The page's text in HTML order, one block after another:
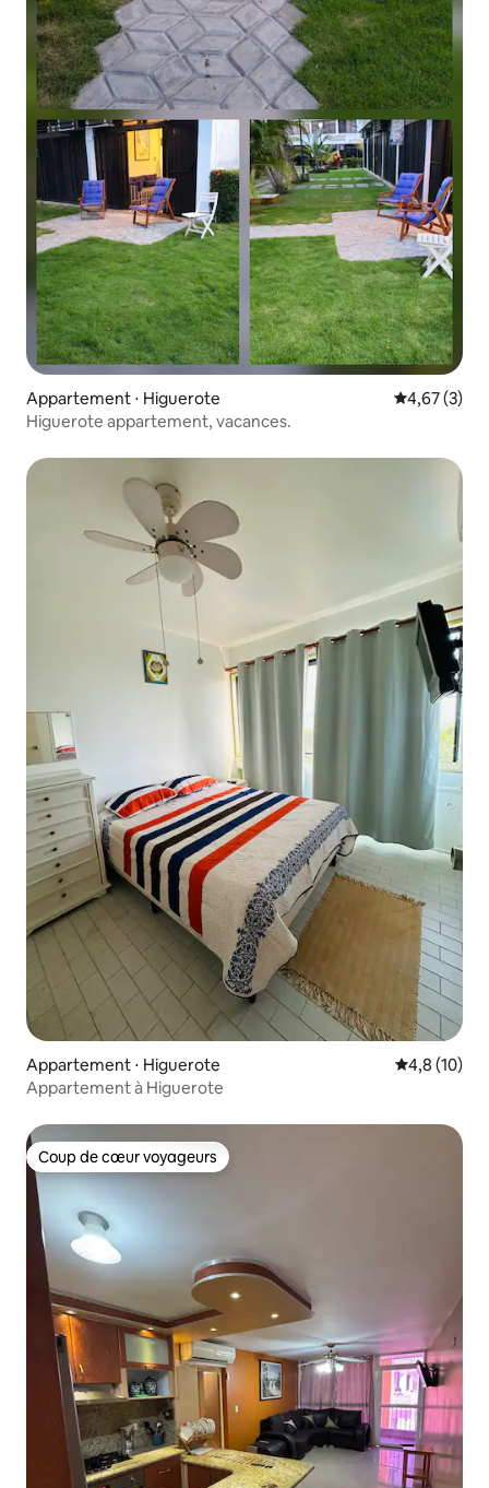
Appartement ⋅ Higuerote Évaluation
4,67 (3)
Higuerote appartement, vacances.
Appartement ⋅ Higuerote Évaluation
4,8 (10)
Appartement à Higuerote
Coup de cœur voyageurs
Coup de cœur voyageurs